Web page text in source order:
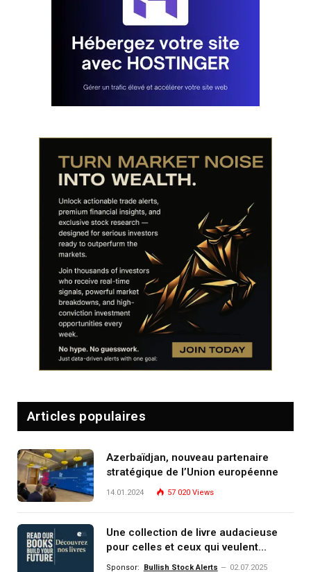
Articles populaires
Azerbaïdjan, nouveau partenaire
stratégique de l’Union européenne
14.01.2024 57 020 Views
Une collection de livre audacieuse
pour celles et ceux qui veulent
comprendre, investir et dominer le
Sponsor: Bullish Stock Alerts 02.07.2025